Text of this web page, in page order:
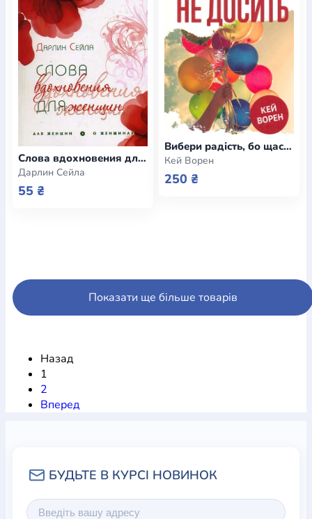
Слова вдохновения для женщин
Дарлин Сейла
55 ₴
Вибери радість, бо щастя не досить
Кей Ворен
250 ₴
Показати ще більше товарів
Назад
1
2
Вперед